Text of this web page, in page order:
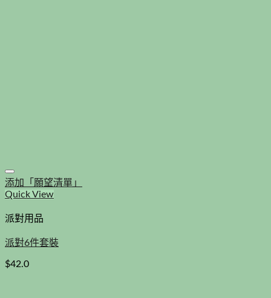
添加「願望清單」
Quick View
派對用品
派對6件套裝
$42.0